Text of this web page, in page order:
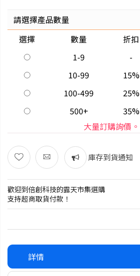
請選擇產品數量
選擇
數量 折扣
1-9
-
10-99
15%
100-499
25%
500+
35%
大量訂購詢價。
庫存到貨通知
歡迎到倍創科技的露天市集選購
支持超商取貨付款！
詳情